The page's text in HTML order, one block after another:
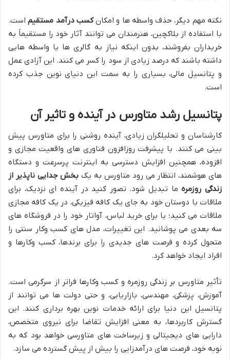
نکته مهم دیگر، حذف واسطه ها و امکانکسب درآمد مستقیماست.
با استفاده از بلاکچین، هنرمندان می توانند آثار خود را مستقیماً به
خریداران بفروشند، بدون اینکه نیاز به گالری ها یا واسطه هایی
داشته باشند که درصد زیادی از سود را کسر می کنند. این آزادی عمل
و پتانسیل مالی، بسیاری را به سمت این دنیای نوین جذب کرده
است.
پتانسیل رشد متاورس در آینده و تاثیر آن
کارشناسان و تحلیلگران زیادی، آینده روشنی را برای متاورس پیش
بینی می کنند. با پیشرفت روزافزون فناوری های واقعیت مجازی و
افزوده، همچنین افزایش دسترسی به اینترنت پرسرعت و دستگاه
های هوشمند، انتظار می رود متاورس به یک بخش جدایی ناپذیر از
زندگی روزمرهما تبدیل شود. تصور کنید در آینده ای نزدیک، برای
ملاقات با دوستان خود به جای یک کافه فیزیکی، در یک کافه مجازی
ملاقات می کنید؛ یا برای خرید لباس، آواتار خود را در فروشگاه های
سه بعدی می پوشانید. این تغییرات، مدل های کسب وکار سنتی را
متحول کرده و فرصت های جدیدی را برای برندها، کسب وکارها و
افراد ایجاد خواهد کرد.
تأثیر متاورس بر زندگی روزمره و کسب وکارها فراتر از سرگرمی است.
آموزش، پزشکی، مهندسی، بازاریابی، و حتی دولت ها می توانند از
پتانسیل این دنیا برای ارائه خدمات نوین بهره برداری کنند. این
گسترش کاربردها، به معنی افزایش تقاضا برای نیروی متخصص،
دارایی های دیجیتالی و زیرساخت های متاورسی خواهد بود که به
نوبه خود، فرصت های درآمدزایی را بیش از پیش گسترده می سازد.